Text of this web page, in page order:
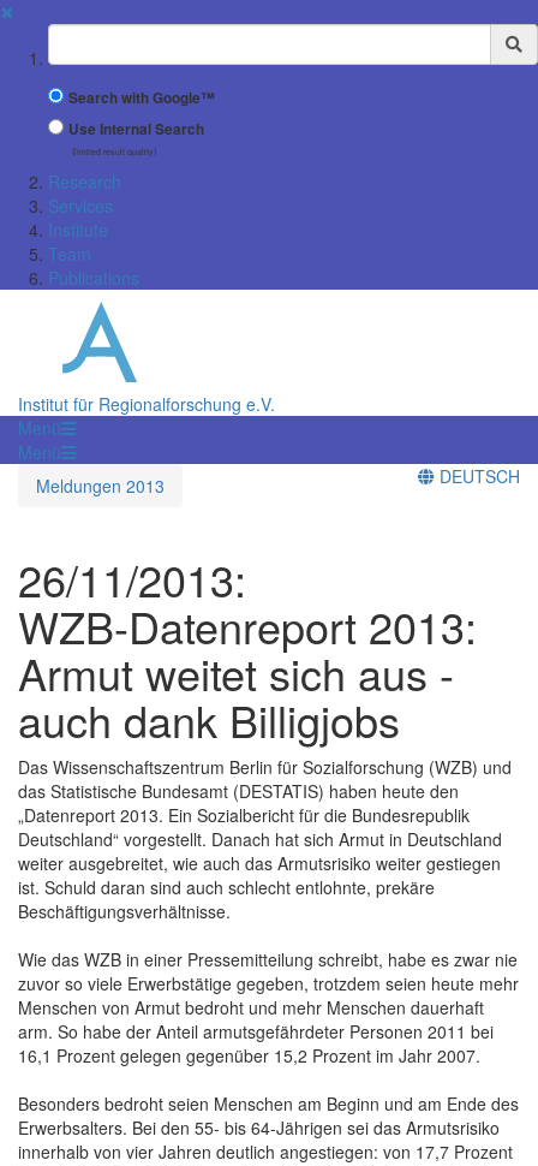
✖
Suchbegriff
Search with Google™
Use Internal Search
(limited result quality)
Research
Services
Institute
Team
Publications
Institut für Regionalforschung e.V.
Menü
Menü
Meldungen 2013
DEUTSCH
26/11/2013:
WZB-Datenreport 2013:
Armut weitet sich aus -
auch dank Billigjobs
Das Wissenschaftszentrum Berlin für Sozialforschung (WZB) und
das Statistische Bundesamt (DESTATIS) haben heute den
„Datenreport 2013. Ein Sozialbericht für die Bundesrepublik
Deutschland“ vorgestellt. Danach hat sich Armut in Deutschland
weiter ausgebreitet, wie auch das Armutsrisiko weiter gestiegen
ist. Schuld daran sind auch schlecht entlohnte, prekäre
Beschäftigungsverhältnisse.
Wie das WZB in einer Pressemitteilung schreibt, habe es zwar nie
zuvor so viele Erwerbstätige gegeben, trotzdem seien heute mehr
Menschen von Armut bedroht und mehr Menschen dauerhaft
arm. So habe der Anteil armutsgefährdeter Personen 2011 bei
16,1 Prozent gelegen gegenüber 15,2 Prozent im Jahr 2007.
Besonders bedroht seien Menschen am Beginn und am Ende des
Erwerbsalters. Bei den 55- bis 64-Jährigen sei das Armutsrisiko
innerhalb von vier Jahren deutlich angestiegen: von 17,7 Prozent